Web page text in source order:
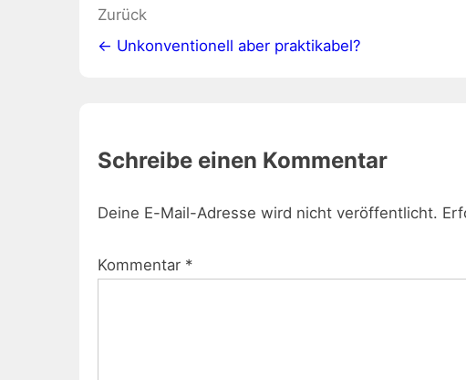
Beitragsnavigation
Zurück
← Unkonventionell aber praktikabel?
Schreibe einen Kommentar
Deine E-Mail-Adresse wird nicht veröffentlicht.
Kommentar *